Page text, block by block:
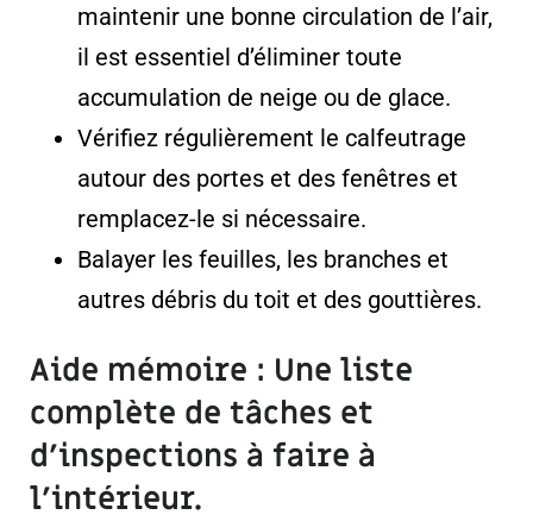
maintenir une bonne circulation de l’air,
il est essentiel d’éliminer toute
accumulation de neige ou de glace.
Vérifiez régulièrement le calfeutrage
autour des portes et des fenêtres et
remplacez-le si nécessaire.
Balayer les feuilles, les branches et
autres débris du toit et des gouttières.
Aide mémoire : Une liste
complète de tâches et
d’inspections à faire à
l’intérieur.